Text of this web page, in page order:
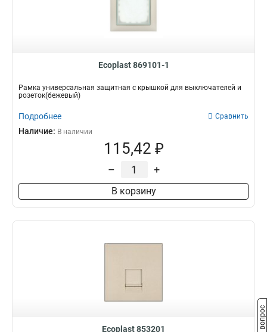
Ecoplast 869101-1
Рамка универсальная защитная с крышкой для выключателей и
розеток(бежевый)
Подробнее Сравнить
Наличие: В наличии
115,42 ₽
– +
В корзину
Ecoplast 853201